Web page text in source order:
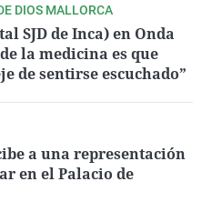
DIOS MALLORCA
SJD de Inca) en Onda
la medicina es que
de sentirse escuchado”
a una representación
en el Palacio de